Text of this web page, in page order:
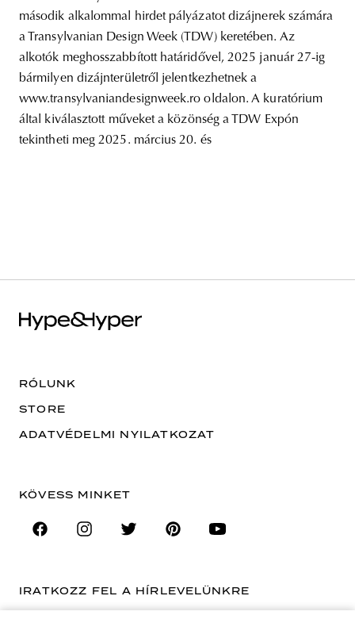
második alkalommal hirdet pályázatot dizájnerek számára
a Transylvanian Design Week (TDW) keretében. Az
alkotók meghosszabbított határidővel, 2025 január 27-ig
bármilyen dizájnterületről jelentkezhetnek a
www.transylvaniandesignweek.ro oldalon. A kuratórium
által kiválasztott műveket a közönség a TDW Expón
tekintheti meg 2025. március 20. és
RÓLUNK
STORE
ADATVÉDELMI NYILATKOZAT
KÖVESS MINKET
IRATKOZZ FEL A HÍRLEVELÜNKRE